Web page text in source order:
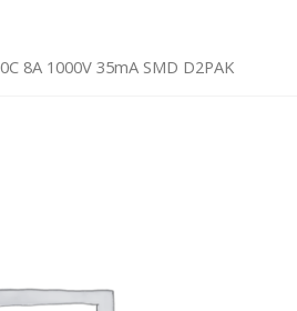
8A 1000V 35mA SMD D2PAK